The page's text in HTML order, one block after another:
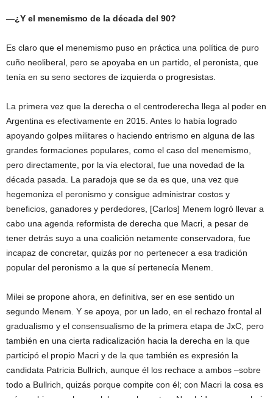
—¿Y el menemismo de la década del 90?
Es claro que el menemismo puso en práctica una política de puro
cuño neoliberal, pero se apoyaba en un partido, el peronista, que
tenía en su seno sectores de izquierda o progresistas.
La primera vez que la derecha o el centroderecha llega al poder en
Argentina es efectivamente en 2015. Antes lo había logrado
apoyando golpes militares o haciendo entrismo en alguna de las
grandes formaciones populares, como el caso del menemismo,
pero directamente, por la vía electoral, fue una novedad de la
década pasada. La paradoja que se da es que, una vez que
hegemoniza el peronismo y consigue administrar costos y
beneficios, ganadores y perdedores, [Carlos] Menem logró llevar a
cabo una agenda reformista de derecha que Macri, a pesar de
tener detrás suyo a una coalición netamente conservadora, fue
incapaz de concretar, quizás por no pertenecer a esa tradición
popular del peronismo a la que sí pertenecía Menem.
Milei se propone ahora, en definitiva, ser en ese sentido un
segundo Menem. Y se apoya, por un lado, en el rechazo frontal al
gradualismo y el consensualismo de la primera etapa de JxC, pero
también en una cierta radicalización hacia la derecha en la que
participó el propio Macri y de la que también es expresión la
candidata Patricia Bullrich, aunque él los rechace a ambos –sobre
todo a Bullrich, quizás porque compite con él; con Macri la cosa es